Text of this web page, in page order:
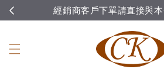
經銷商客戶下單請直接與本